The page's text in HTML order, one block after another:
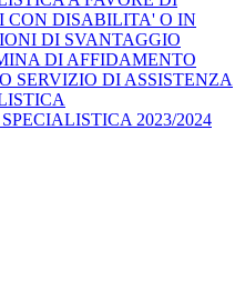
CON DISABILITA' O IN
DI SVANTAGGIO
DI AFFIDAMENTO
SERVIZIO DI ASSISTENZA
2023/2024